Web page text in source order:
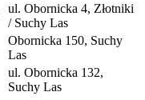
ul. Obornicka 4, Złotniki
/ Suchy Las
Obornicka 150, Suchy
Las
ul. Obornicka 132,
Suchy Las